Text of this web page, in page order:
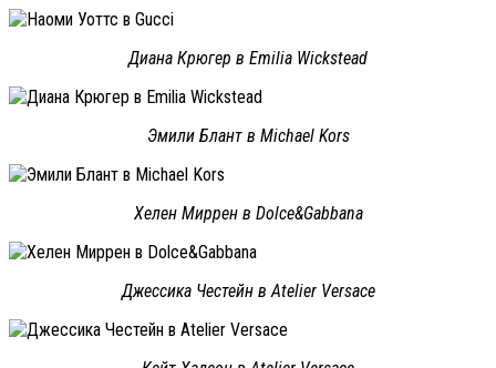
Диана Крюгер в Emilia Wickstead
Эмили Блант в Michael Kors
Хелен Миррен в Dolce&Gabbana
Джессика Честейн в Atelier Versace